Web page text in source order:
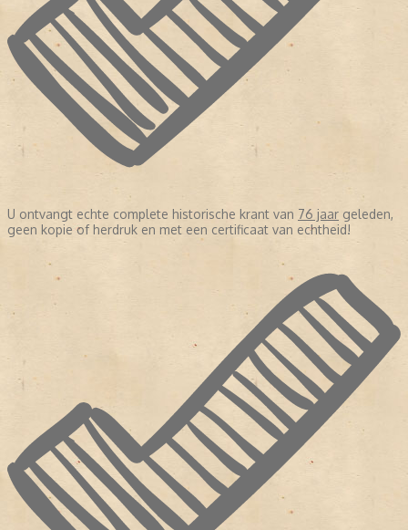
U ontvangt echte complete historische krant van 76 jaar geleden,
geen kopie of herdruk en met een certificaat van echtheid!